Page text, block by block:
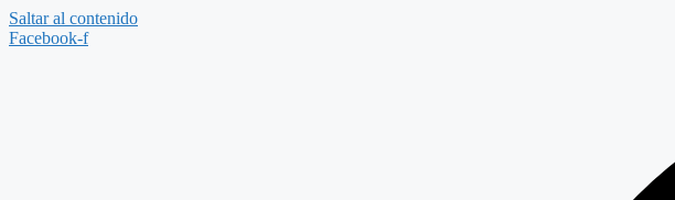
Saltar al contenido
Facebook-f